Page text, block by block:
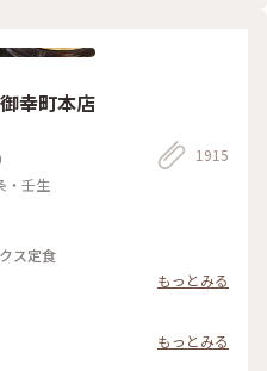
ョコを使用し、 一枚ずつ違う
チョコレート #お取り寄せ #手み
幸町本店
・壬生
1915
ス定食
もっとみる
もっとみる